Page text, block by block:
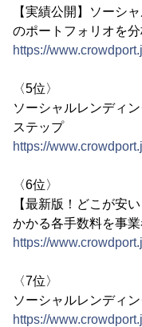
【実績公開】ソーシ
のポートフォリオを
https://
〈5位〉
ソーシャルレンディ
ステップ
https://
〈6位〉
【最新版！どこが安
かかる各手数料を事業
https://
〈7位〉
ソーシャルレンディ
https://